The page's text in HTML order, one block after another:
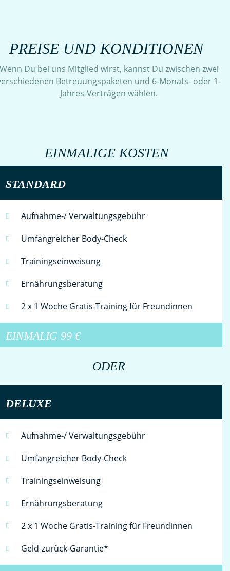
PREISE UND KONDITIONEN
Du bei uns Mitglied wirst, kannst Du zwischen zwei
Betreuungspaketen und 6-Monats- oder 1-
Jahres-Verträgen wählen.
EINMALIGE KOSTEN
STANDARD
Aufnahme-/ Verwaltungsgebühr
Umfangreicher Body-Check
Trainingseinweisung
Ernährungsberatung
2 x 1 Woche Gratis-Training für Freundinnen
EINMALIG 99 €
ODER
DELUXE
Aufnahme-/ Verwaltungsgebühr
Umfangreicher Body-Check
Trainingseinweisung
Ernährungsberatung
2 x 1 Woche Gratis-Training für Freundinnen
Geld-zurück-Garantie*